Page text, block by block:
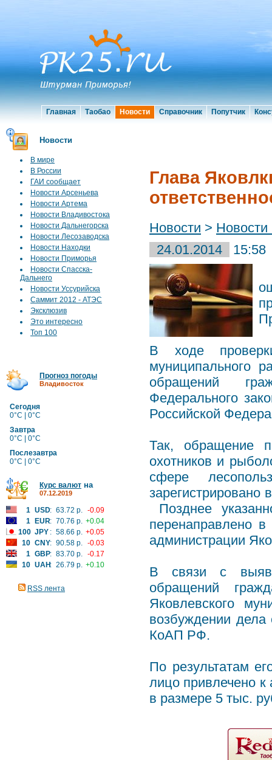
Главная Таобао Новости Справочник Попутчик
Новости
В мире
В России
ГАИ сообщает
Новости Арсеньева
Новости Артема
Новости Владивостока
Новости Дальнегорска
Новости Лесозаводска
Новости Находки
Новости Приморья
Новости Спасска-
Дальнего
Новости Уссурийска
Саммит 2012 - АТЭС
Эксклюзив
Это интересно
Топ 100
Прогноз погоды
Владивосток
Сегодня
0°C | 0°C
Завтра
0°C | 0°C
Послезавтра
0°C | 0°C
Курс валют на
07.12.2019
1 USD: 63.72 р. -0.09
1
EUR: 70.76 р. +0.04
100 JPY : 58.66 р. +0.05
10 CNY: 90.58 р. -0.03
1 GBP: 83.70 р. -0.17
10 UAH: 26.79 р. +0.10
RSS лента
Глава
Новости >
24.01.2014
15:58
В ходе
муниципального
обращений
Федерального
Российской
Так, обращение
охотников и
сфере
зарегистрировано
Позднее
перенаправлено
администрации
В связи с
обращений
Яковлевского
возбуждении дела
КоАП РФ.
По результатам
лицо привлечено к
в размере 5 тыс.